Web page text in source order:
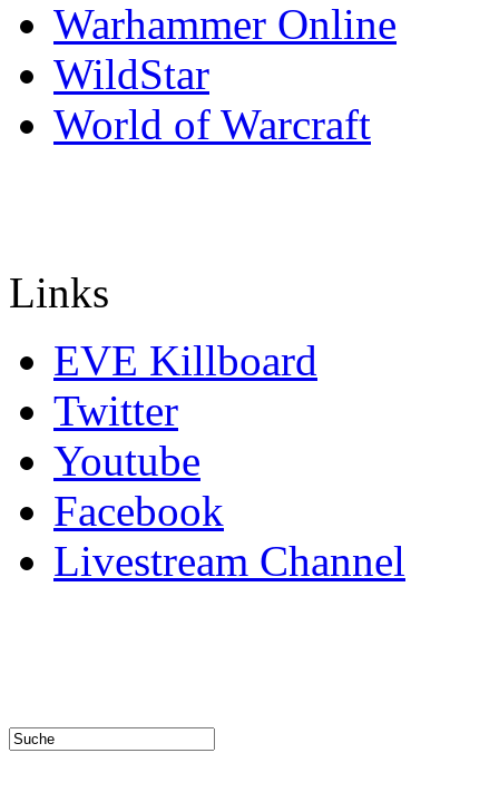
Warhammer Online
WildStar
World of Warcraft
Links
EVE Killboard
Twitter
Youtube
Facebook
Livestream Channel